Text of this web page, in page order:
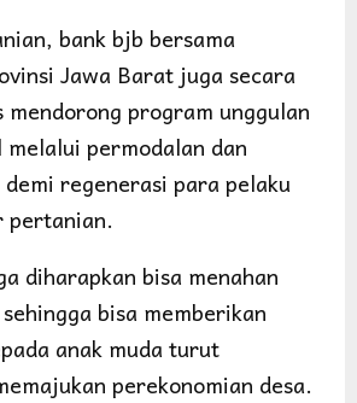
bank bjb bersama
Jawa Barat juga secara
mendorong program unggulan
permodalan dan
regenerasi para pelaku
pertanian.
diharapkan bisa menahan
bisa memberikan
anak muda turut
perekonomian desa.